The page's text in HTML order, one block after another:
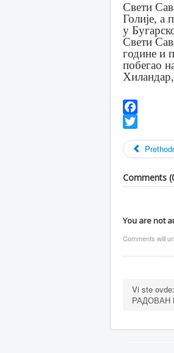
Свети
Голије, а
у
Свети
године и
побегао
Facebook
Comments (
You are not
Comments will
Vi ste ovde:
РАДОВАН